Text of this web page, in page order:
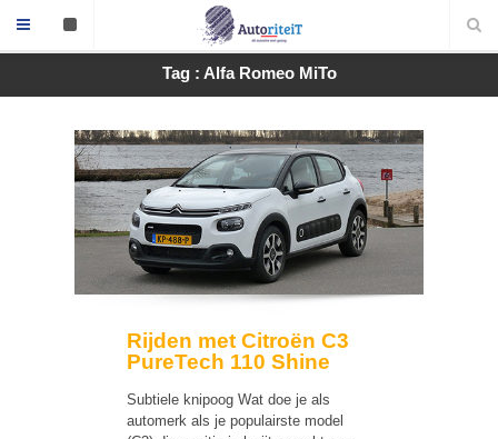
Tag : Alfa Romeo MiTo
Rijden met Citroën C3
PureTech 110 Shine
Subtiele knipoog Wat doe je als
automerk als je populairste model